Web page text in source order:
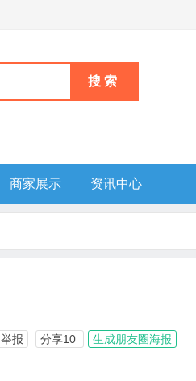
搜 索
商家展示 资讯中心
举报 分享10 生成朋友圈海报